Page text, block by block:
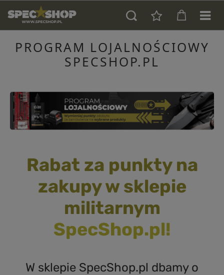
PROGRAM LOJALNOŚCIOWY
SPECSHOP.PL
Rabat za punkty na
zakupy w sklepie
militarnym
SpecShop.pl!
W sklepie SpecShop.pl dbamy o